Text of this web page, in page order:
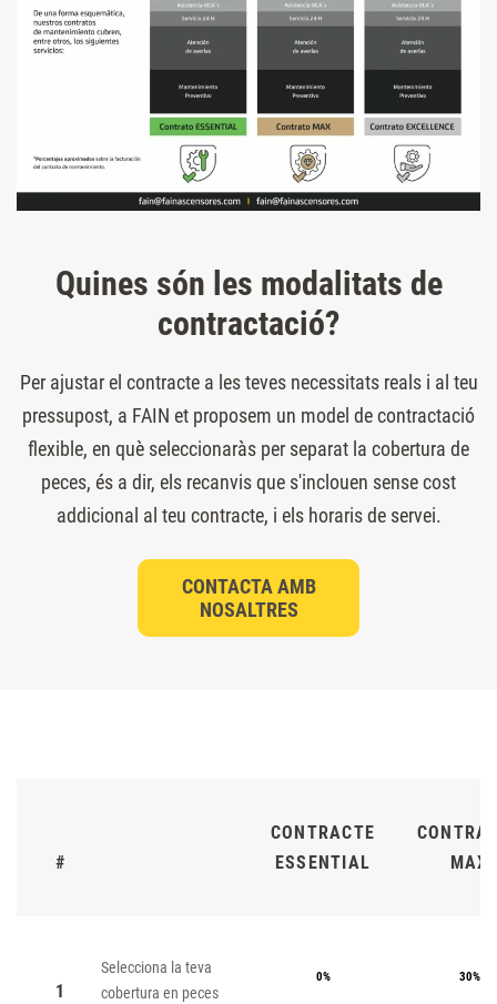
Quines són les modalitats de
contractació?
Per ajustar el contracte a les teves necessitats reals i al teu
pressupost, a FAIN et proposem un model de contractació
flexible, en què seleccionaràs per separat la cobertura de
peces, és a dir, els recanvis que s'inclouen sense cost
addicional al teu contracte, i els horaris de servei.
CONTACTA AMB
NOSALTRES
#
CONTRACTE
ESSENTIAL
MAX
1
Selecciona la teva
cobertura en peces
0% 30%